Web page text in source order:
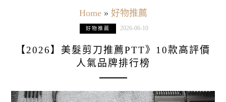
Home» 好物推薦
好物推薦 2026-06-10
【2026】美髮剪刀推薦PTT》10款高評價
人氣品牌排行榜